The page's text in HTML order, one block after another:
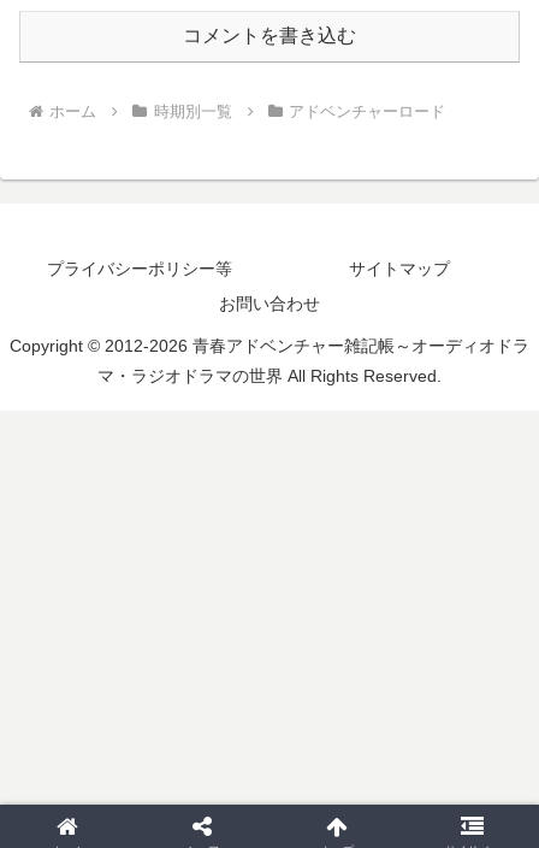
コメントを書き込む
ホーム 時期別一覧 アドベンチャーロード
プライバシーポリシー等
サイトマップ
お問い合わせ
Copyright © 2012-2026 青春アドベンチャー雑記帳～オーディオドラ
マ・ラジオドラマの世界 All Rights Reserved.